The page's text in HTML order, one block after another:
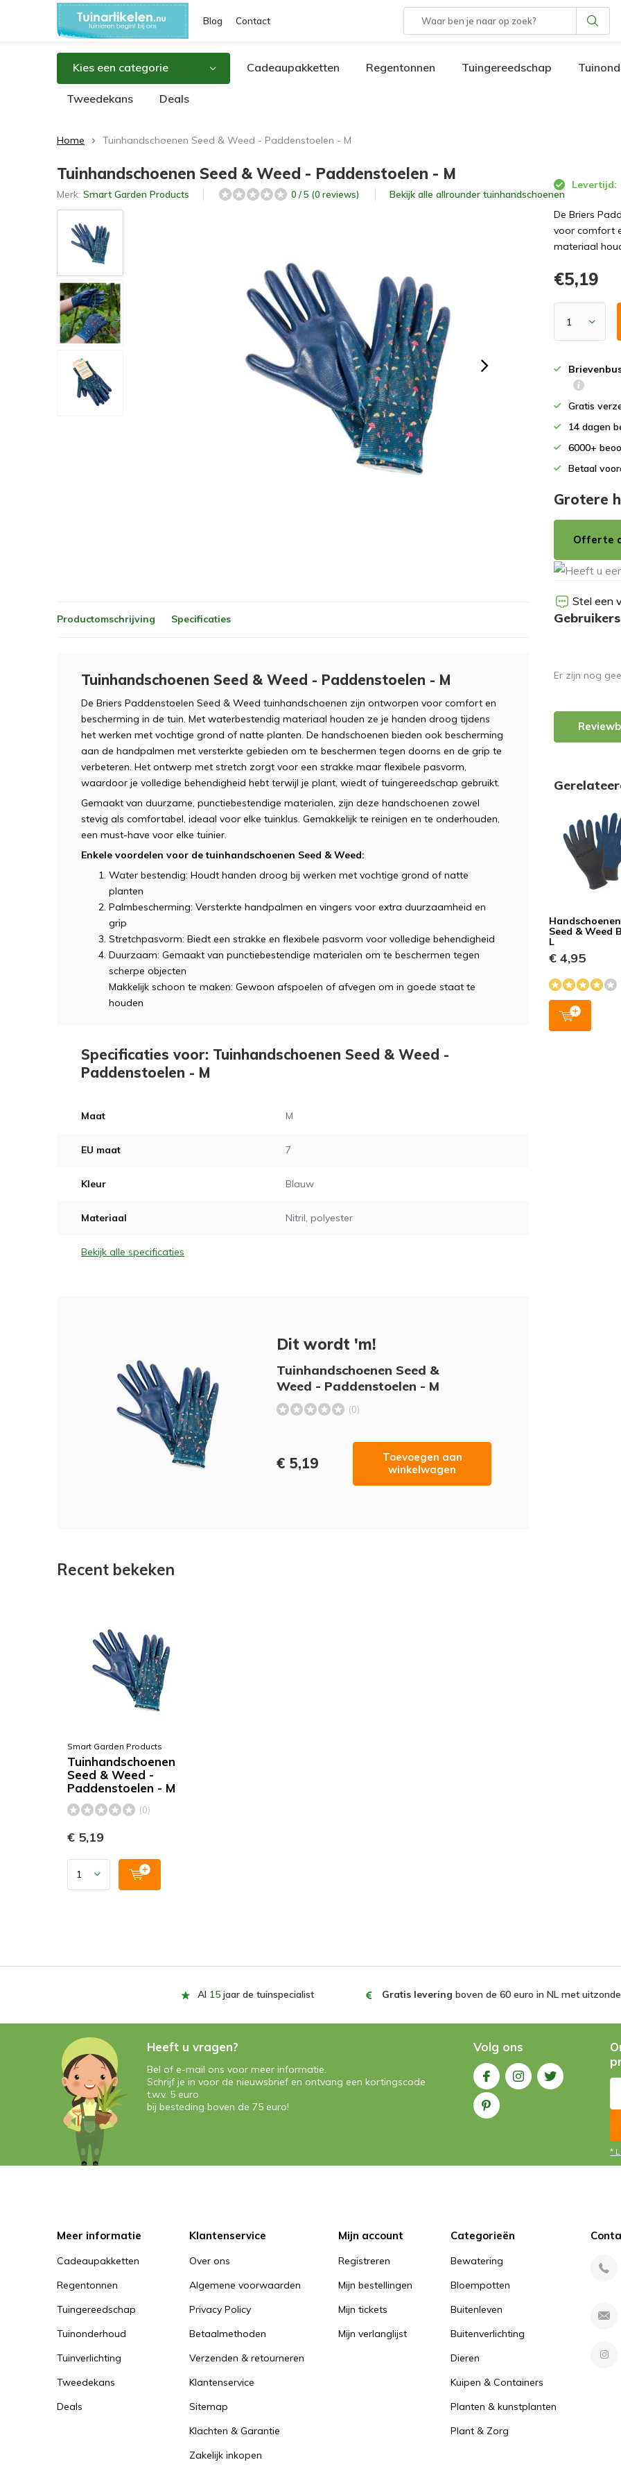
Blog Contact
Kies een categorie Cadeaupakketten Regentonnen Tuingereedschap
Tweedekans Deals
Home Tuinhandschoenen Seed & Weed - Paddenstoelen - M
Tuinhandschoenen Seed & Weed - Paddenstoelen - M
Merk: Smart Garden Products 0 / 5 (0 reviews) Bekijk alle allrounder tuinhandschoenen
Levertijd:
De Briers
voor comfort
materiaal
€5,19
Gratis
14 dagen
6000+
Betaal
Grotere
Offerte
Stel een
Productomschrijving Specificaties
Tuinhandschoenen Seed & Weed - Paddenstoelen - M
De Briers Paddenstoelen Seed & Weed tuinhandschoenen zijn ontworpen voor comfort en
bescherming in de tuin. Met waterbestendig materiaal houden ze je handen droog tijdens
het werken met vochtige grond of natte planten. De handschoenen bieden ook bescherming
aan de handpalmen met versterkte gebieden om te beschermen tegen doorns en de grip te
verbeteren. Het ontwerp met stretch zorgt voor een strakke maar flexibele pasvorm,
waardoor je volledige behendigheid hebt terwijl je plant, wiedt of tuingereedschap gebruikt.
Gemaakt van duurzame, punctiebestendige materialen, zijn deze handschoenen zowel
stevig als comfortabel, ideaal voor elke tuinklus. Gemakkelijk te reinigen en te onderhouden,
een must-have voor elke tuinier.
Enkele voordelen voor de tuinhandschoenen Seed & Weed:
Water bestendig: Houdt handen droog bij werken met vochtige grond of natte
planten
Palmbescherming: Versterkte handpalmen en vingers voor extra duurzaamheid en
grip
Stretchpasvorm: Biedt een strakke en flexibele pasvorm voor volledige behendigheid
Duurzaam: Gemaakt van punctiebestendige materialen om te beschermen tegen
scherpe objecten
Makkelijk schoon te maken: Gewoon afspoelen of afvegen om in goede staat te
houden
Specificaties voor: Tuinhandschoenen Seed & Weed -
Paddenstoelen - M
Maat M
EU maat 7
Kleur Blauw
Materiaal Nitril, polyester
Bekijk alle specificaties
Dit wordt 'm!
Tuinhandschoenen Seed &
Weed - Paddenstoelen - M
(0)
€ 5,19
Toevoegen aan
winkelwagen
Er zijn nog
Seed & Weed
L
€ 4,95
Recent bekeken
Smart Garden Products
Tuinhandschoenen
Seed & Weed -
Paddenstoelen - M
(0)
€ 5,19
Al 15 jaar de tuinspecialist Gratis levering boven de 60 euro in NL met
Heeft u vragen?
Bel of e-mail ons voor meer informatie.
Schrijf je in voor de nieuwsbrief en ontvang een kortingscode
t.w.v. 5 euro
bij besteding boven de 75 euro!
Volg ons
*
Meer informatie
Cadeaupakketten
Regentonnen
Tuingereedschap
Tuinonderhoud
Tuinverlichting
Tweedekans
Deals
Klantenservice
Over ons
Algemene voorwaarden
Privacy Policy
Betaalmethoden
Verzenden & retourneren
Klantenservice
Sitemap
Klachten & Garantie
Zakelijk inkopen
Mijn account
Registreren
Mijn bestellingen
Mijn tickets
Mijn verlanglijst
Categorieën
Bewatering
Bloempotten
Buitenleven
Buitenverlichting
Dieren
Kuipen & Containers
Planten & kunstplanten
Plant & Zorg